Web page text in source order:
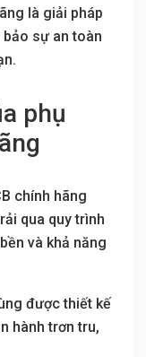
là giải pháp
sự an toàn
phụ
chính hãng
qua quy trình
và khả năng
được thiết kế
hành trơn tru,